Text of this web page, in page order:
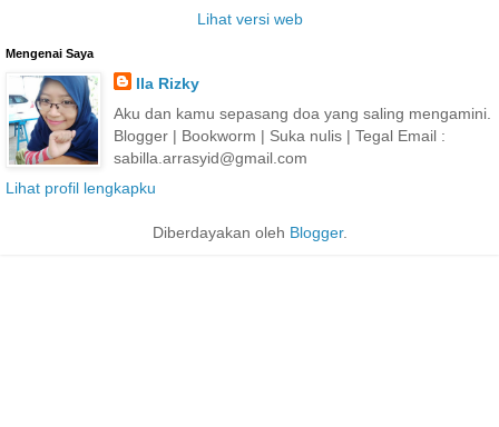
Lihat versi web
Mengenai Saya
Ila Rizky
Aku dan kamu sepasang doa yang saling mengamini.
Blogger | Bookworm | Suka nulis | Tegal Email :
sabilla.arrasyid@gmail.com
Lihat profil lengkapku
Diberdayakan oleh Blogger.